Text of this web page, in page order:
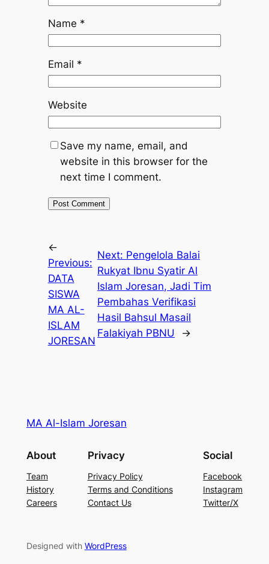
Name *
Email *
Website
Save my name, email, and
website in this browser for the
next time I comment.
←
Previous:
DATA
SISWA
MA AL-
ISLAM
JORESAN
Next: Pengelola Balai
Rukyat Ibnu Syatir Al
Islam Joresan, Jadi Tim
Pembahas Verifikasi
Hasil Bahsul Masail
Falakiyah PBNU
→
MA Al-Islam Joresan
About
Team
History
Careers
Privacy
Privacy Policy
Terms and Conditions
Contact Us
Social
Facebook
Instagram
Twitter/X
Designed with WordPress